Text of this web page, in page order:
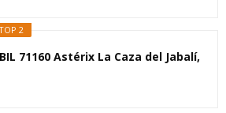
2
71160 Astérix La Caza del Jabalí,